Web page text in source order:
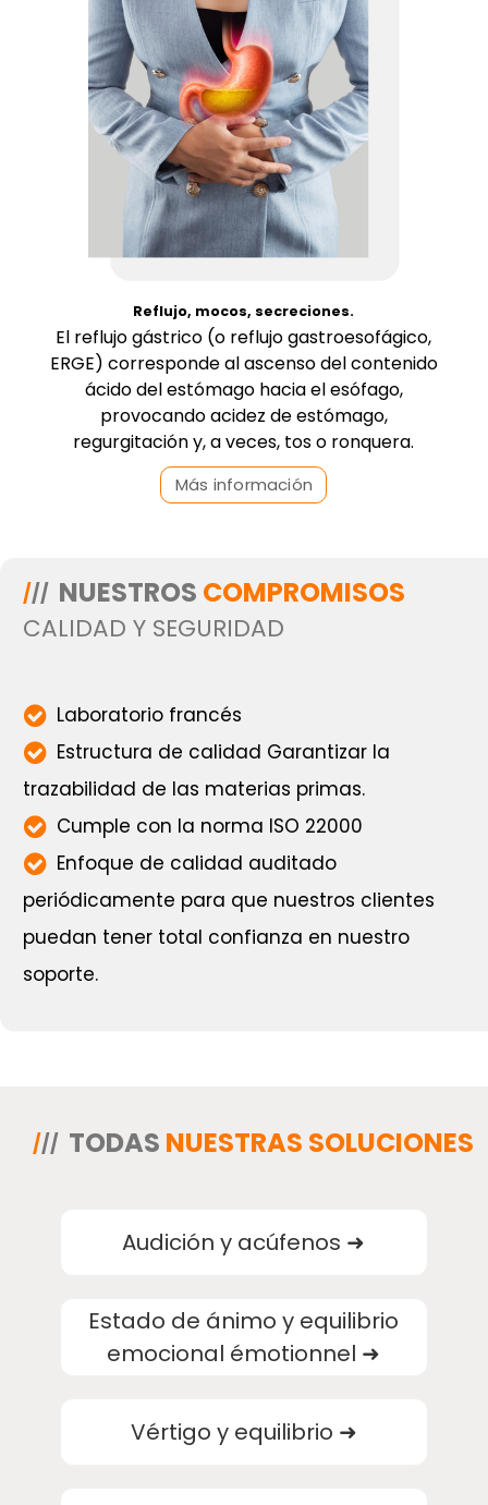
Reflujo, mocos, secreciones.
El reflujo gástrico (o reflujo gastroesofágico,
ERGE) corresponde al ascenso del contenido
ácido del estómago hacia el esófago,
provocando acidez de estómago,
regurgitación y, a veces, tos o ronquera.
Más información
/// NUESTROS COMPROMISOS
CALIDAD Y SEGURIDAD
Laboratorio francés
Estructura de calidad Garantizar la
trazabilidad de las materias primas.
Cumple con la norma ISO 22000
Enfoque de calidad auditado
periódicamente para que nuestros clientes
puedan tener total confianza en nuestro
soporte.
/// TODAS NUESTRAS SOLUCIONES
Audición y acúfenos ➜
Estado de ánimo y equilibrio
emocional émotionnel ➜
Vértigo y equilibrio ➜